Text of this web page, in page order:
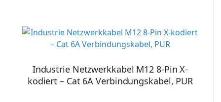
Industrie Netzwerkkabel M12 8-Pin X-
kodiert – Cat 6A Verbindungskabel, PUR